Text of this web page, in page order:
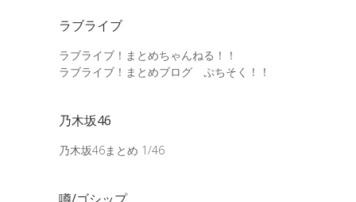
ラブライブ
ラブライブ！まとめちゃんねる！！
ラブライブ！まとめブログ ぷちそく！！
乃木坂46
乃木坂46まとめ 1/46